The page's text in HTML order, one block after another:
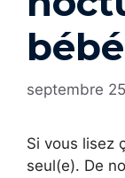
septembre
Si vous lisez
seul(e). De